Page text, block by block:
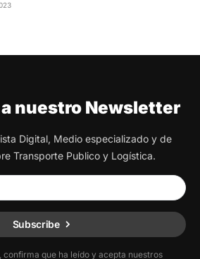
nuestro Newsletter
Digital, Medio especializado y de
Transporte Publico y Logística.
Subscribe
que ha leído y acepta nuestros